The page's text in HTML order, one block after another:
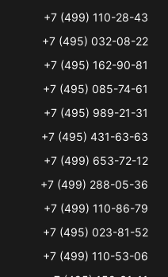
+7 (499) 110-28-43
+7 (495) 032-08-22
+7 (495) 162-90-81
+7 (495) 085-74-61
+7 (495) 989-21-31
+7 (495) 431-63-63
+7 (499) 653-72-12
+7 (499) 288-05-36
+7 (499) 110-86-79
+7 (495) 023-81-52
+7 (499) 110-53-06